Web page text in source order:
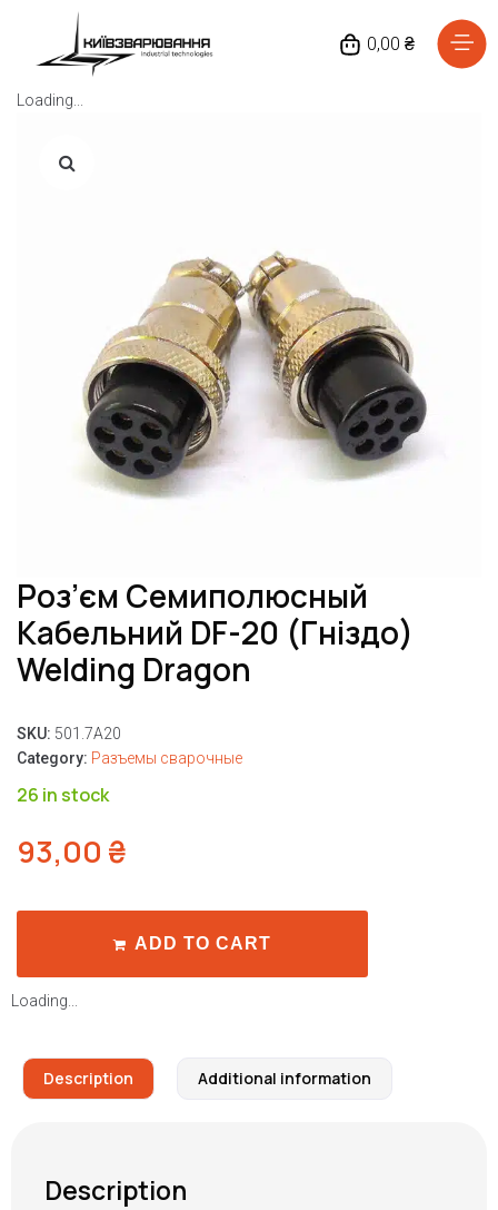
0,00 ₴
Loading...
Роз’єм Семиполюсный
Кабельний DF-20 (гніздо)
Welding Dragon
SKU: 501.7A20
Category: Разъемы сварочные
26 in stock
93,00 ₴
ADD TO CART
Loading...
Description Additional information
Description
Доставка та оплата
Повернення та обмін
Контакти